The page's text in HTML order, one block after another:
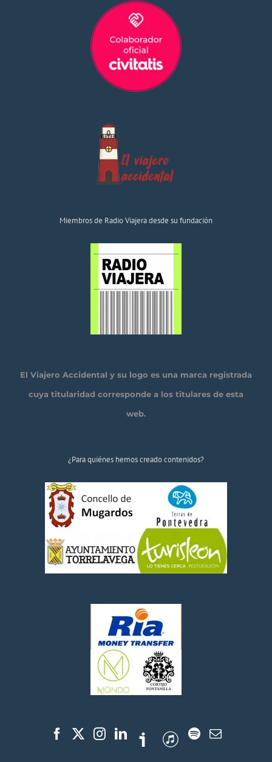
Miembros de Radio Viajera desde su fundación
El Viajero Accidental y su logo es una marca registrada
cuya titularidad corresponde a los titulares de esta
web.
¿Para quiénes hemos creado contenidos?